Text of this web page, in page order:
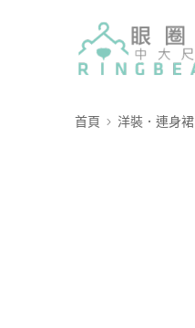
首頁 洋裝．連身裙